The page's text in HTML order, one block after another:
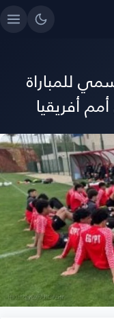
للمباراة
أفريقيا